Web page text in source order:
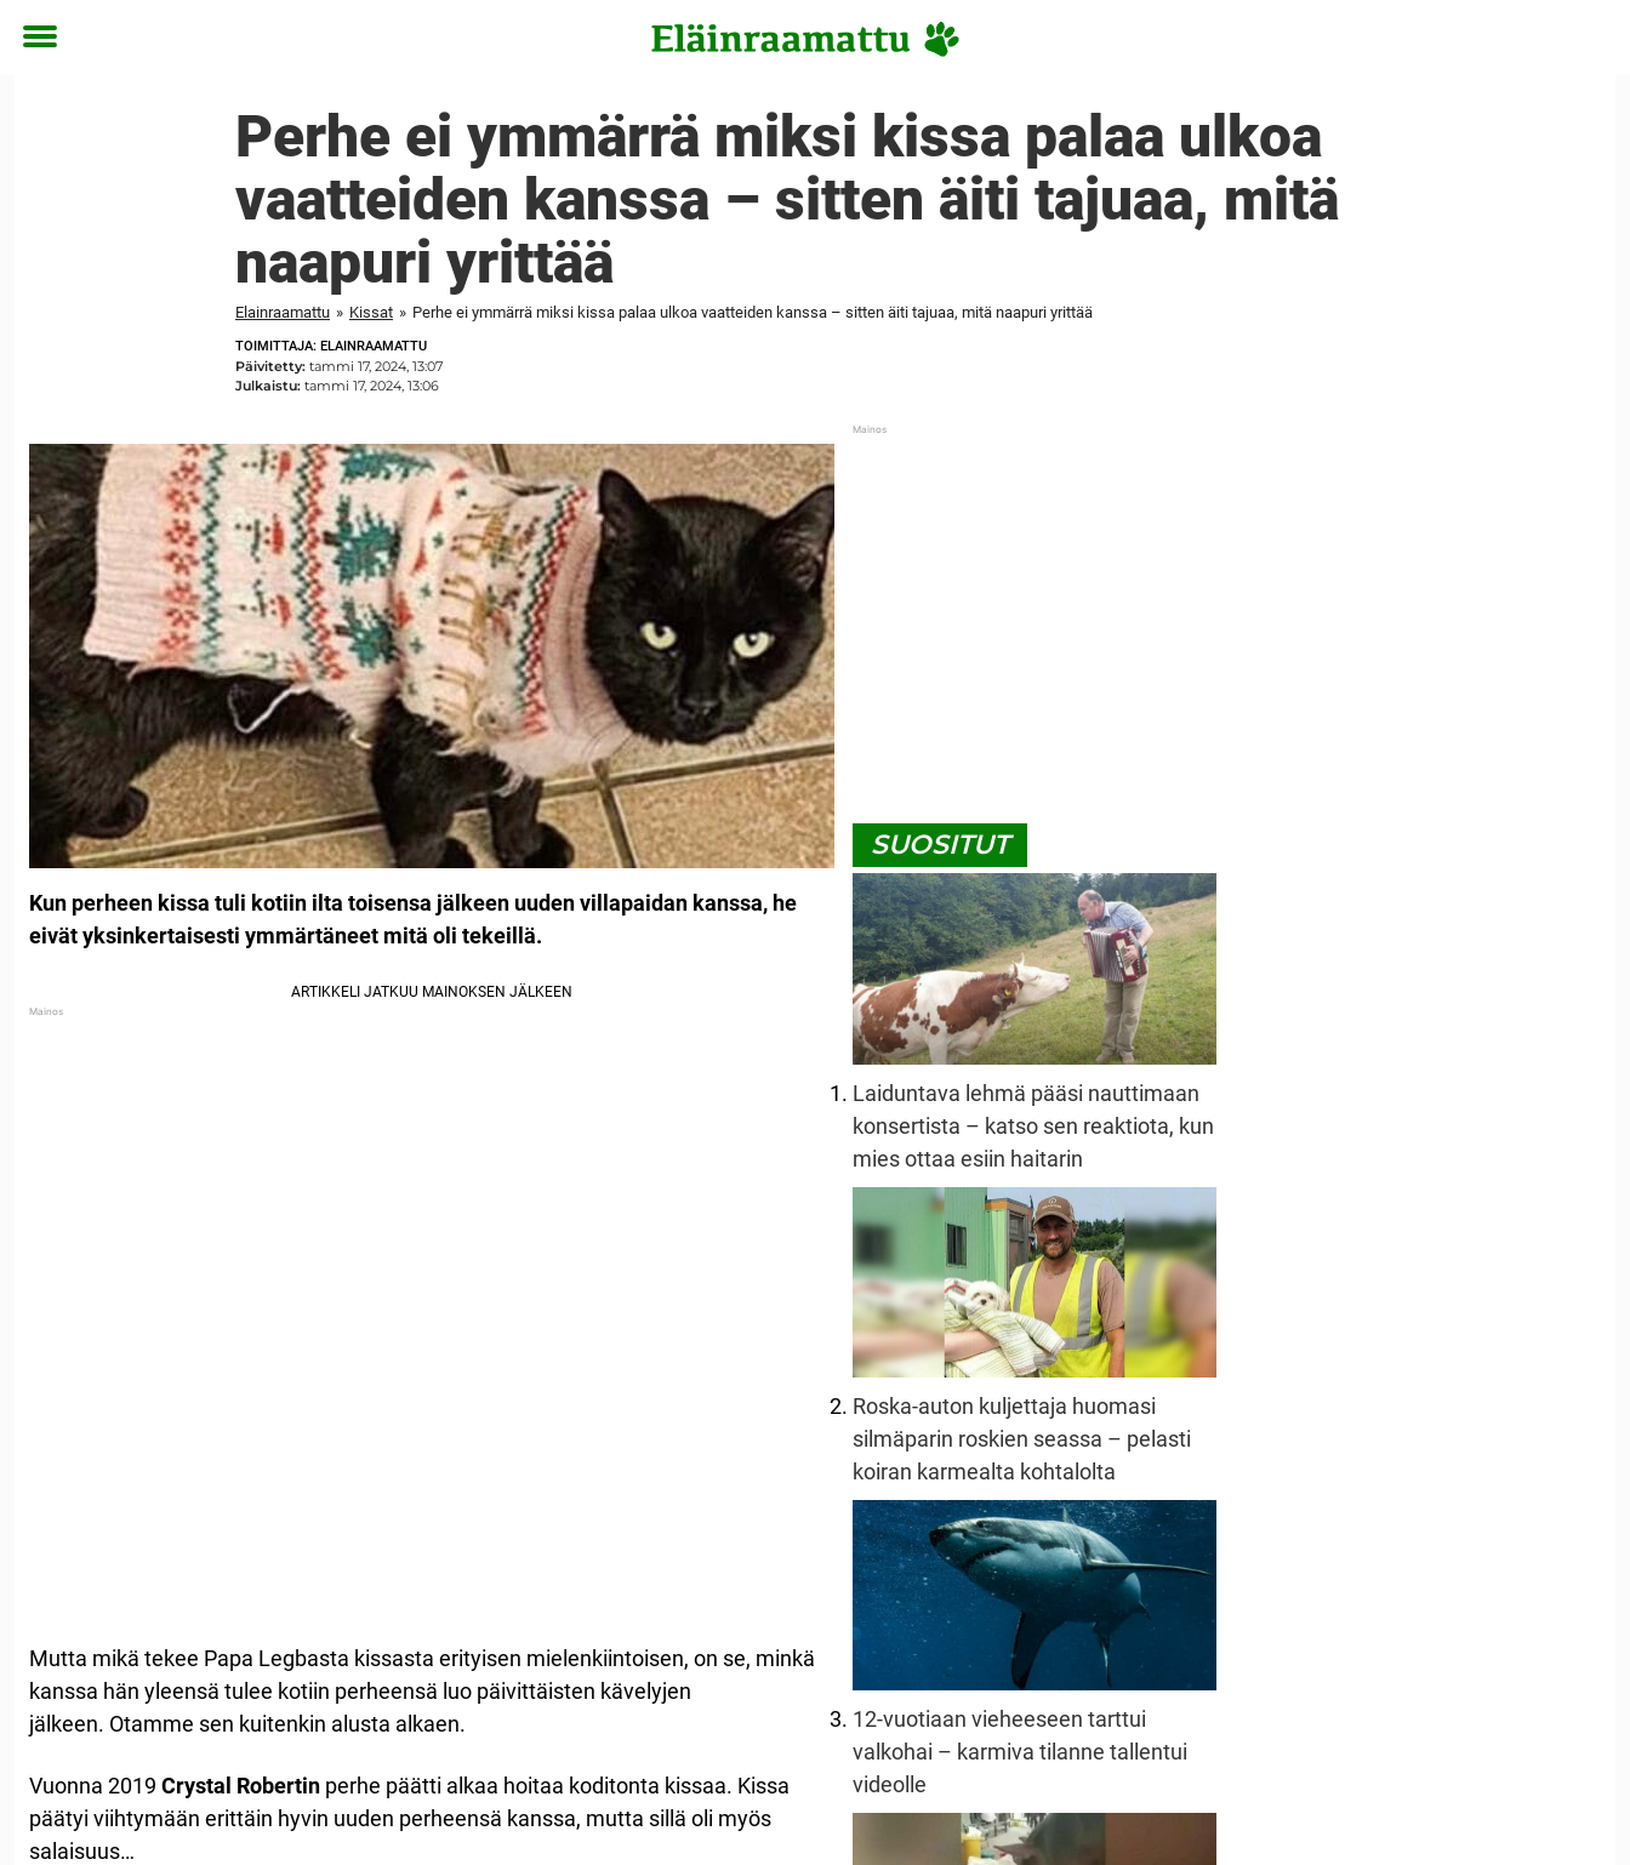
Toggle
Perhe ei ymmärrä miksi kissa palaa ulkoa
vaatteiden kanssa – sitten äiti tajuaa, mitä
naapuri yrittää
Elainraamattu » Kissat » Perhe ei ymmärrä miksi kissa palaa ulkoa vaatteiden kanssa – sitten äiti tajuaa, mitä naapuri yrittää
TOIMITTAJA: ELAINRAAMATTU
Päivitetty: tammi 17, 2024, 13:07
Julkaistu: tammi 17, 2024, 13:06
Kun perheen kissa tuli kotiin ilta toisensa jälkeen uuden villapaidan kanssa, he
eivät yksinkertaisesti ymmärtäneet mitä oli tekeillä.
Mutta mikä tekee Papa Legbasta kissasta erityisen mielenkiintoisen, on se, minkä
kanssa hän yleensä tulee kotiin perheensä luo päivittäisten kävelyjen
jälkeen. Otamme sen kuitenkin alusta alkaen.
Vuonna 2019 Crystal Robertin perhe päätti alkaa hoitaa koditonta kissaa. Kissa
päätyi viihtymään erittäin hyvin uuden perheensä kanssa, mutta sillä oli myös
salaisuus…
SUOSITUT
Laiduntava lehmä pääsi nauttimaan
konsertista – katso sen reaktiota, kun
mies ottaa esiin haitarin
Roska-auton kuljettaja huomasi
silmäparin roskien seassa – pelasti
koiran karmealta kohtalolta
12-vuotiaan vieheeseen tarttui
valkohai – karmiva tilanne tallentui
videolle